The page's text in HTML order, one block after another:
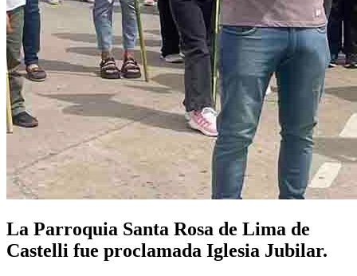
La Parroquia Santa Rosa de Lima de
Castelli fue proclamada Iglesia Jubilar.